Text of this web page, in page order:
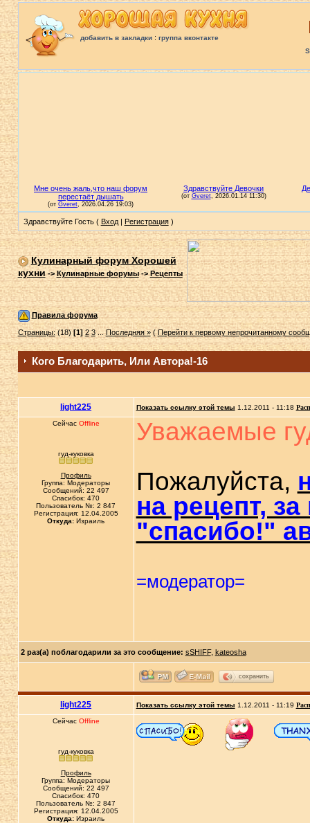
добавить в закладки: группа вконтакте
Здравствуйте Гость ( Вход| Регистрация)
Кулинарный форум Хорошей
кухни->Кулинарные форумы->Рецепты
Правила форума
Страницы:(18)[1] 2 3...Последняя »(Перейти к первому непрочитанному
Кого Благодарить, Или Автора!-16
light225 Показать ссылку этой темы 1.12.2011 - 11:18
Сейчас Offline
гуд-куковка
Профиль
Группа: Модераторы
Сообщений: 22 497
Спасибок: 470
Пользователь №: 2 847
Регистрация: 12.04.2005
Откуда: Израиль
Уважаемые
Пожалуйста,
на рецепт,
"спасибо!"
=модератор=
2 раз(а) поблагодарили за это сообщение: sSHIFF, kateosha
сохранить
light225 Показать ссылку этой темы 1.12.2011 - 11:19
Сейчас Offline
гуд-куковка
Профиль
Группа: Модераторы
Сообщений: 22 497
Спасибок: 470
Пользователь №: 2 847
Регистрация: 12.04.2005
Откуда: Израиль